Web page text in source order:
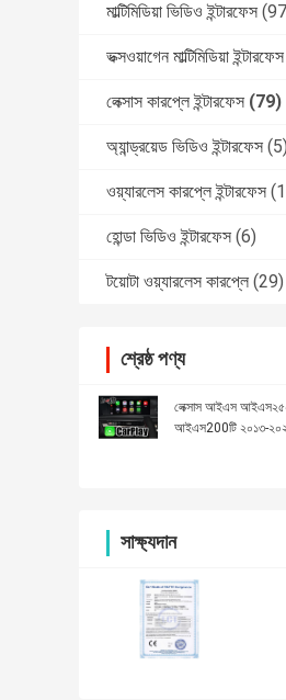
মাল্টিমিডিয়া ভিডিও ইন্টারফেস
ভক্সওয়াগেন মাল্টিমিডিয়া ইন্টারফেস
লেক্সাস কারপ্লে ইন্টারফেস (79)
অ্যান্ড্রয়েড ভিডিও ইন্টারফেস (5)
ওয়্যারলেস কারপ্লে ইন্টারফেস
হোন্ডা ভিডিও ইন্টারফেস (6)
টয়োটা ওয়্যারলেস কারপ্লে (29)
শ্রেষ্ঠ পণ্য
লেক্সাস আইএস
আইএস200টি ২০১৩-
সাক্ষ্যদান